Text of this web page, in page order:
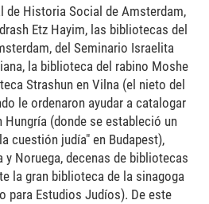
de Historia Social de Amsterdam,
Etz Hayim, las bibliotecas del
del Seminario Israelita
la biblioteca del rabino Moshe
Strashun en Vilna (el nieto del
le ordenaron ayudar a catalogar
(donde se estableció un
cuestión judía" en Budapest),
y Noruega, decenas de bibliotecas
la gran biblioteca de la sinagoga
para Estudios Judíos). De este